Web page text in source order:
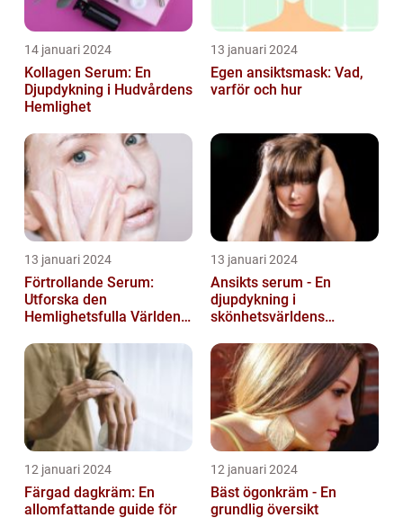
14 januari 2024
Kollagen Serum: En
Djupdykning i Hudvårdens
Hemlighet
13 januari 2024
Egen ansiktsmask: Vad,
varför och hur
13 januari 2024
Förtrollande Serum:
Utforska den
Hemlighetsfulla Världen
Näringsämnen
13 januari 2024
Ansikts serum - En
djupdykning i
skönhetsvärldens
12 januari 2024
Färgad dagkräm: En
allomfattande guide för
12 januari 2024
Bäst ögonkräm - En
grundlig översikt